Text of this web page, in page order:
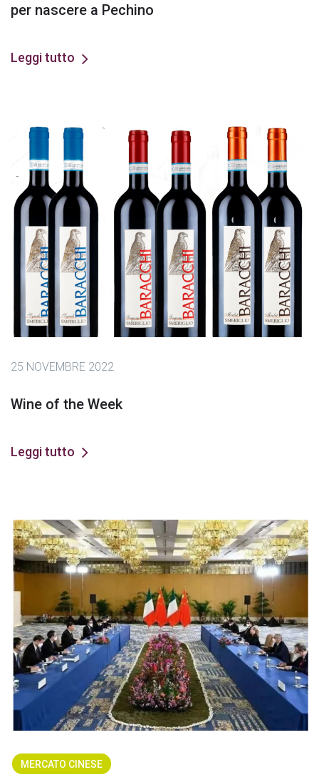
per nascere a Pechino
Leggi tutto
25 NOVEMBRE 2022
Wine of the Week
Leggi tutto
MERCATO CINESE